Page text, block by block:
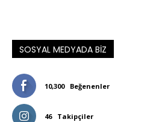
SOSYAL MEDYADA BIZ
10,300 Beğenenler
46 Takipçiler